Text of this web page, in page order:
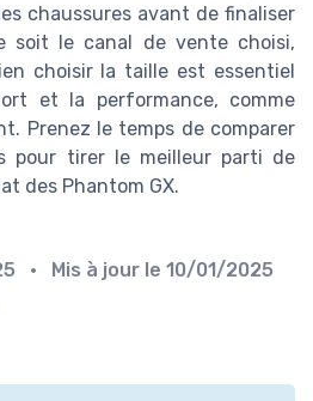
chaussures avant de finaliser
soit le canal de vente choisi,
choisir la taille est essentiel
et la performance, comme
Prenez le temps de comparer
pour tirer le meilleur parti de
des Phantom GX.
• Mis à jour le 10/01/2025